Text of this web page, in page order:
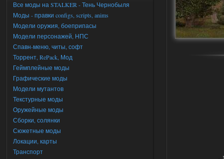
Все моды на STALKER - Тень Чернобыля
Моды - правки configs, scripts, anims
Модели оружия, боеприпасы
Модели персонажей, НПС
Спавн-меню, читы, софт
Торрент, RePack, Мод
Геймплейные моды
Графические моды
Модели мутантов
Текстурные моды
Оружейные моды
Сборки, солянки
Сюжетные моды
Локации, карты
Транспорт